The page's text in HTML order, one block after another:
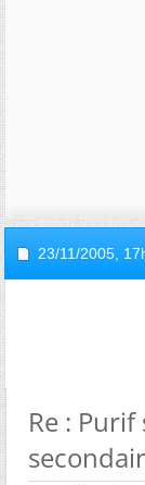
23/11/2005,
Re :